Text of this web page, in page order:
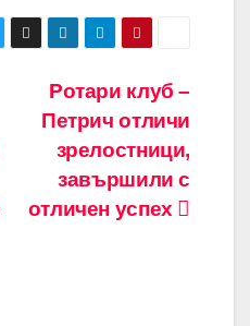
Ротари клуб –
Петрич отличи
зрелостници,
завършили с
отличен успех